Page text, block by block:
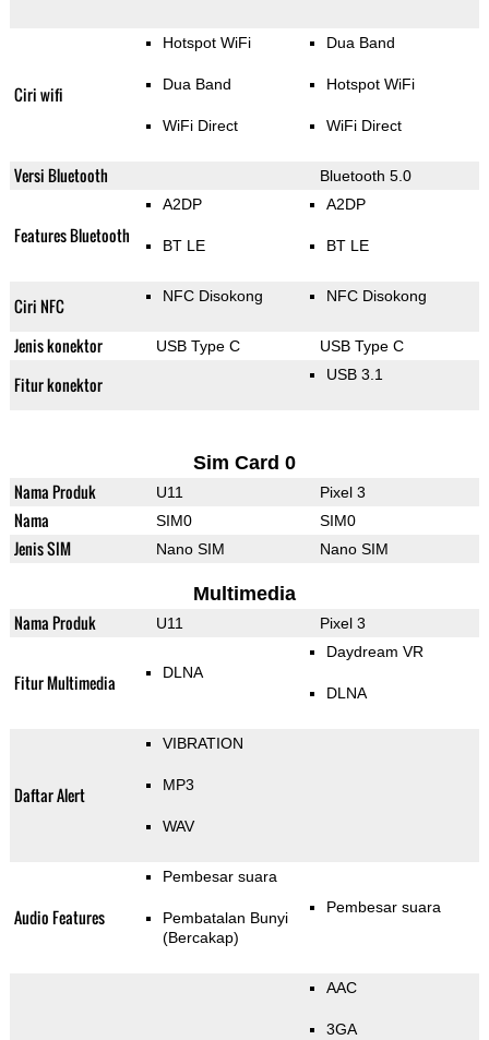
Ciri wifi
Hotspot WiFi
Dua Band
WiFi Direct
Dua Band
Hotspot WiFi
WiFi Direct
Versi Bluetooth Bluetooth 5.0
Features Bluetooth
A2DP
BT LE
A2DP
BT LE
Ciri NFC NFC Disokong NFC Disokong
Jenis konektor USB Type C USB Type C
Fitur konektor USB 3.1
Sim Card 0
Nama Produk U11 Pixel 3
Nama SIM0 SIM0
Jenis SIM Nano SIM Nano SIM
Multimedia
Nama Produk U11 Pixel 3
Fitur Multimedia DLNA
Daydream VR
DLNA
Daftar Alert
VIBRATION
MP3
WAV
Audio Features
Pembesar suara
Pembatalan Bunyi
(Bercakap)
Pembesar suara
AAC
3GA